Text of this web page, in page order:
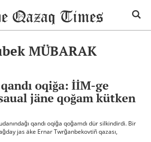
MÜBARAK
oqiğa: İİM-ge
jäne qoğam kütken
qandı oqiğa qoğamdı dür silkindirdi. Bir
jas äke Ernar Twrğanbekovtiñ qazası,